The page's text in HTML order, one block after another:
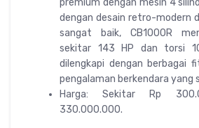
premium dengan mesin 4
dengan desain retro-modern
sangat baik, CB1000R
sekitar 143 HP dan torsi
dilengkapi dengan berbagai
pengalaman berkendara yang
Harga: Sekitar Rp
330.000.000.